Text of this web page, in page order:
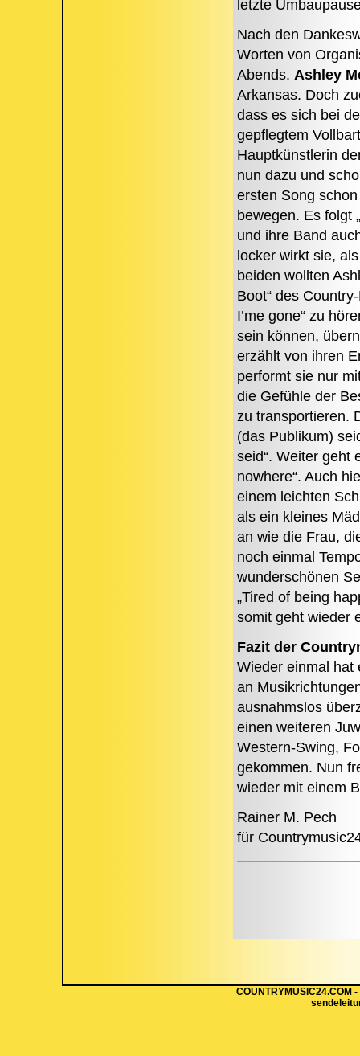
letzte
Nach den
Worten von
Abends. Ashley
Arkansas. Doch
dass es sich bei
gepflegtem
Hauptkünstlerin
nun dazu und
ersten Song
bewegen. Es folgt
und ihre Band
locker wirkt sie,
beiden wollten
Boot“ des
I’me gone“ zu
sein können,
erzählt von ihren
performt sie nur
die Gefühle der
zu transportieren.
(das Publikum)
seid“. Weiter geht
nowhere“. Auch
einem leichten
als ein kleines
an wie die Frau,
noch einmal
wunderschönen
„Tired of being
somit geht wieder
Fazit der
Wieder einmal hat
an
ausnahmslos
einen weiteren
Western-Swing,
gekommen. Nun
wieder mit einem
Rainer M. Pech
für
COUNTRYMUSIC24.COM